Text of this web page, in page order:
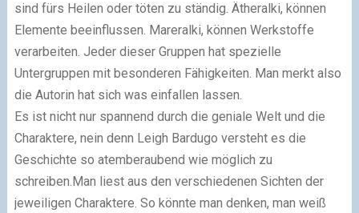
sind fürs Heilen oder töten zu ständig. Ätheralki, können
Elemente beeinflussen. Mareralki, können Werkstoffe
verarbeiten. Jeder dieser Gruppen hat spezielle
Untergruppen mit besonderen Fähigkeiten. Man merkt also
die Autorin hat sich was einfallen lassen.
Es ist nicht nur spannend durch die geniale Welt und die
Charaktere, nein denn Leigh Bardugo versteht es die
Geschichte so atemberaubend wie möglich zu
schreiben.Man liest aus den verschiedenen Sichten der
jeweiligen Charaktere. So könnte man denken, man weiß